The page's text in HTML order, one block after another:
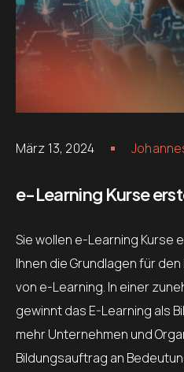
März 13, 2024
e-Learning Kurse
Sie wollen e-Learning Kurse
Ihnen die Grundlagen für
von e-Learning. In einer
gewinnt das E-Learning als
mehr Unternehmen und
Bildungsauftrag an